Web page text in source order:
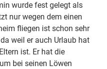
wurde fest gelegt als
nur wegen dem einen
fliegen ist schon sehr
weil er auch Urlaub hat
ist. Er hat die
bei seinen Löwen